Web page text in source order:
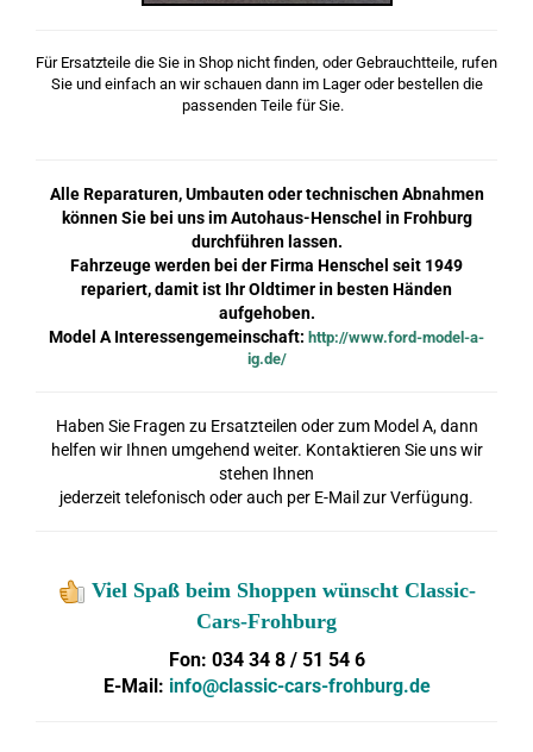
Für Ersatzteile die Sie in Shop nicht finden, oder Gebrauchtteile, rufen
Sie und einfach an wir schauen dann im Lager oder bestellen die
passenden Teile für Sie.
Alle Reparaturen, Umbauten oder technischen Abnahmen
können Sie bei uns im Autohaus-Henschel in Frohburg
durchführen lassen.
Fahrzeuge werden bei der Firma Henschel seit 1949
repariert, damit ist Ihr Oldtimer in besten Händen
aufgehoben.
Model A Interessengemeinschaft: http://www.ford-model-a-
ig.de/
Haben Sie Fragen zu Ersatzteilen oder zum Model A, dann
helfen wir Ihnen umgehend weiter. Kontaktieren Sie uns wir
stehen Ihnen
jederzeit telefonisch oder auch per E-Mail zur Verfügung.
Viel Spaß beim Shoppen wünscht Classic-
Cars-Frohburg
Fon: 034 34 8 / 51 54 6
E-Mail: info@classic-cars-frohburg.de